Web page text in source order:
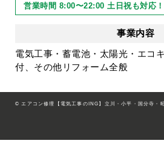
営業時間 8:00〜22:00 土日祝も対応！
事業内容
電気工事・蓄電池・太陽光・エコ
付、その他リフォーム全般
©エアコン修理【電気工事のING】立川・小平・国分寺・